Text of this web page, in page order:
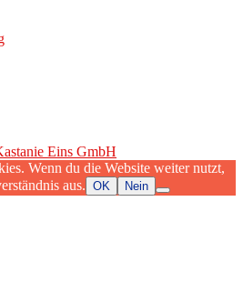
Wenn du die Website weiter nutzt,
aus. OK Nein